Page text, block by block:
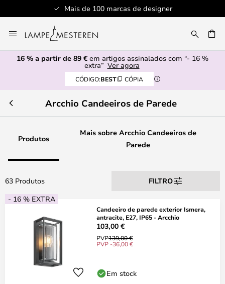
Mais de 100 marcas de designer
para
o
Conteúdo
16 % a partir de 89 € em artigos assinalados com “- 16 %
extra” Ver agora
CÓDIGO:BEST CÓPIA
Arcchio Candeeiros de Parede
Produtos
Mais sobre Arcchio Candeeiros de
Parede
63 Produtos
FILTRO
- 16 % EXTRA
Candeeiro de parede exterior Ismera,
antracite, E27, IP65 - Arcchio
103,00 €
PVP139,00 €
PVP -36,00 €
Em stock